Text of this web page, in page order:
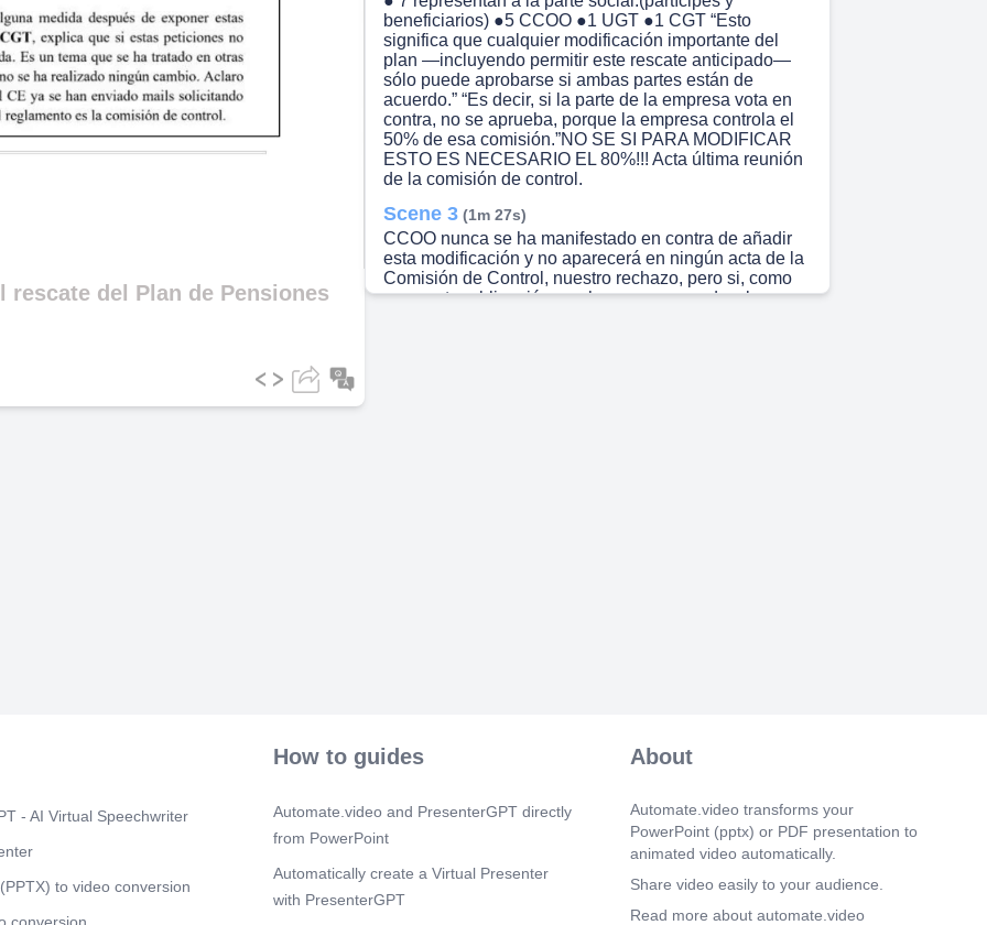
rescate del Plan de Pensiones
beneficiarios) ●5 CCOO ●1 UGT ●1 CGT “Esto
significa que cualquier modificación importante del
plan —incluyendo permitir este rescate anticipado—
sólo puede aprobarse si ambas partes están de
acuerdo.” “Es decir, si la parte de la empresa vota en
contra, no se aprueba, porque la empresa controla el
50% de esa comisión.”NO SE SI PARA MODIFICAR
ESTO ES NECESARIO EL 80%!!! Acta última reunión
de la comisión de control.
Scene 3 (1m 27s)
CCOO nunca se ha manifestado en contra de añadir
esta modificación y no aparecerá en ningún acta de la
Comisión de Control, nuestro rechazo, pero si, como
es nuestra obligación nos hemos asesorado y lo
necesario para que los partícipes pudieran rescatar
en el futuro sí se permitiera el rescate anticipado o que
llegase el momento de jubilarse, hay algo fundamental
que debemos tener en cuenta…” “El dinero que se
rescata del plan de pensiones tributa como
rendimiento del trabajo, igual que un salario.” “Por eso,
si retiras una cantidad grande de golpe, puedes pasar
- AI Virtual Speechwriter
to video conversion
How to guides
Automate.video and PresenterGPT directly
from PowerPoint
Automatically create a Virtual Presenter
with PresenterGPT
About
Automate.video transforms your
PowerPoint (pptx) or PDF presentation to
animated video automatically.
Share video easily to your audience.
Read more about automate.video